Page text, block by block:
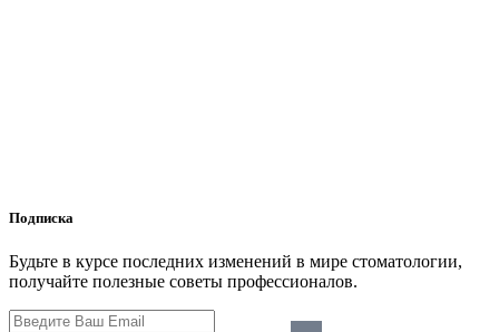
Подписка
Будьте в курсе последних изменений в мире стоматологии,
получайте полезные советы профессионалов.